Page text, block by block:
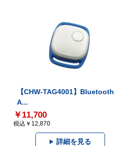
【CHW-TAG4001】Bluetooth
A...
￥11,700
税込￥12,870
詳細を見る